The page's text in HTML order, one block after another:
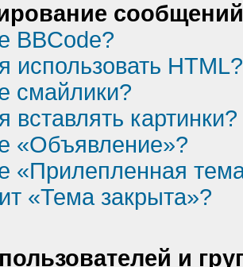
BBCode?
использовать HTML?
смайлики?
вставлять картинки?
«Объявление»?
«Прилепленная
«Тема закрыта»?
и